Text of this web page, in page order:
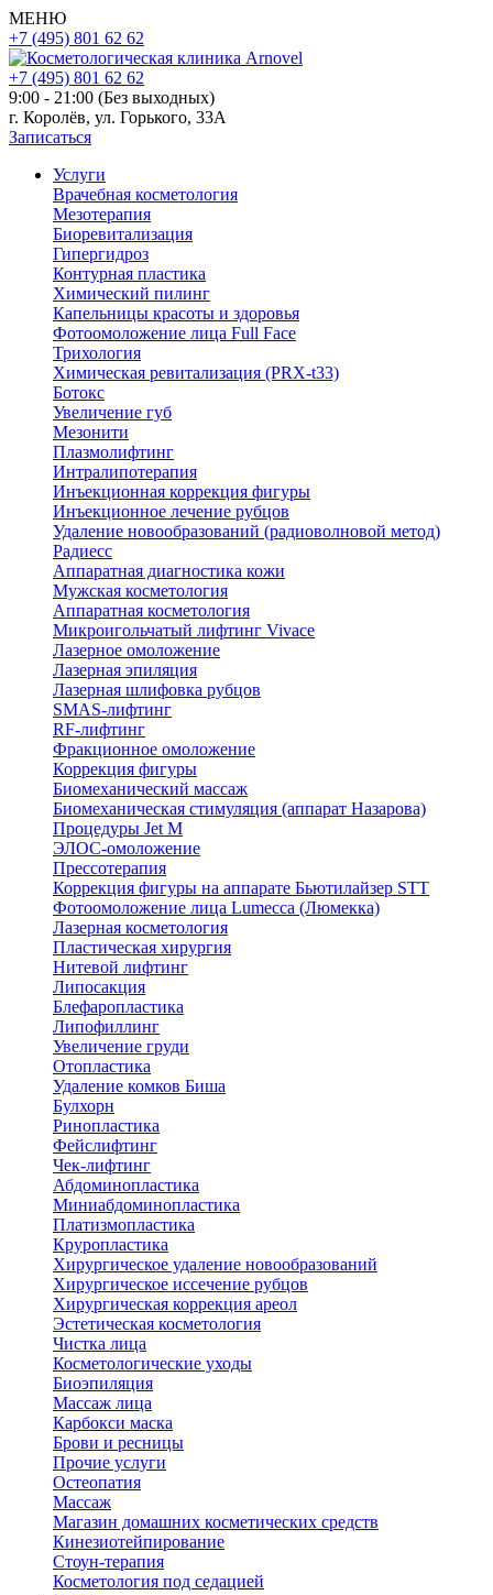
МЕНЮ
+7 (495) 801 62 62
+7 (495) 801 62 62
9:00 - 21:00 (Без выходных)
г. Королёв, ул. Горького, 33А
Записаться
Услуги
Врачебная косметология
Мезотерапия
Биоревитализация
Гипергидроз
Контурная пластика
Химический пилинг
Капельницы красоты и здоровья
Фотоомоложение лица Full Face
Трихология
Химическая ревитализация (PRX-t33)
Ботокс
Увеличение губ
Мезонити
Плазмолифтинг
Интралипотерапия
Инъекционная коррекция фигуры
Инъекционное лечение рубцов
Удаление новообразований (радиоволновой метод)
Радиесс
Аппаратная диагностика кожи
Мужская косметология
Аппаратная косметология
Микроигольчатый лифтинг Vivace
Лазерное омоложение
Лазерная эпиляция
Лазерная шлифовка рубцов
SMAS-лифтинг
RF-лифтинг
Фракционное омоложение
Коррекция фигуры
Биомеханический массаж
Биомеханическая стимуляция (аппарат Назарова)
Процедуры Jet M
ЭЛОС-омоложение
Прессотерапия
Коррекция фигуры на аппарате Бьютилайзер STT
Фотоомоложение лица Lumecca (Люмекка)
Лазерная косметология
Пластическая хирургия
Нитевой лифтинг
Липосакция
Блефаропластика
Липофиллинг
Увеличение груди
Отопластика
Удаление комков Биша
Булхорн
Ринопластика
Фейслифтинг
Чек-лифтинг
Абдоминопластика
Миниабдоминопластика
Платизмопластика
Круропластика
Хирургическое удаление новообразований
Хирургическое иссечение рубцов
Хирургическая коррекция ареол
Эстетическая косметология
Чистка лица
Косметологические уходы
Биоэпиляция
Массаж лица
Карбокси маска
Брови и ресницы
Прочие услуги
Остеопатия
Массаж
Магазин домашних косметических средств
Кинезиотейпирование
Стоун-терапия
Косметология под седацией